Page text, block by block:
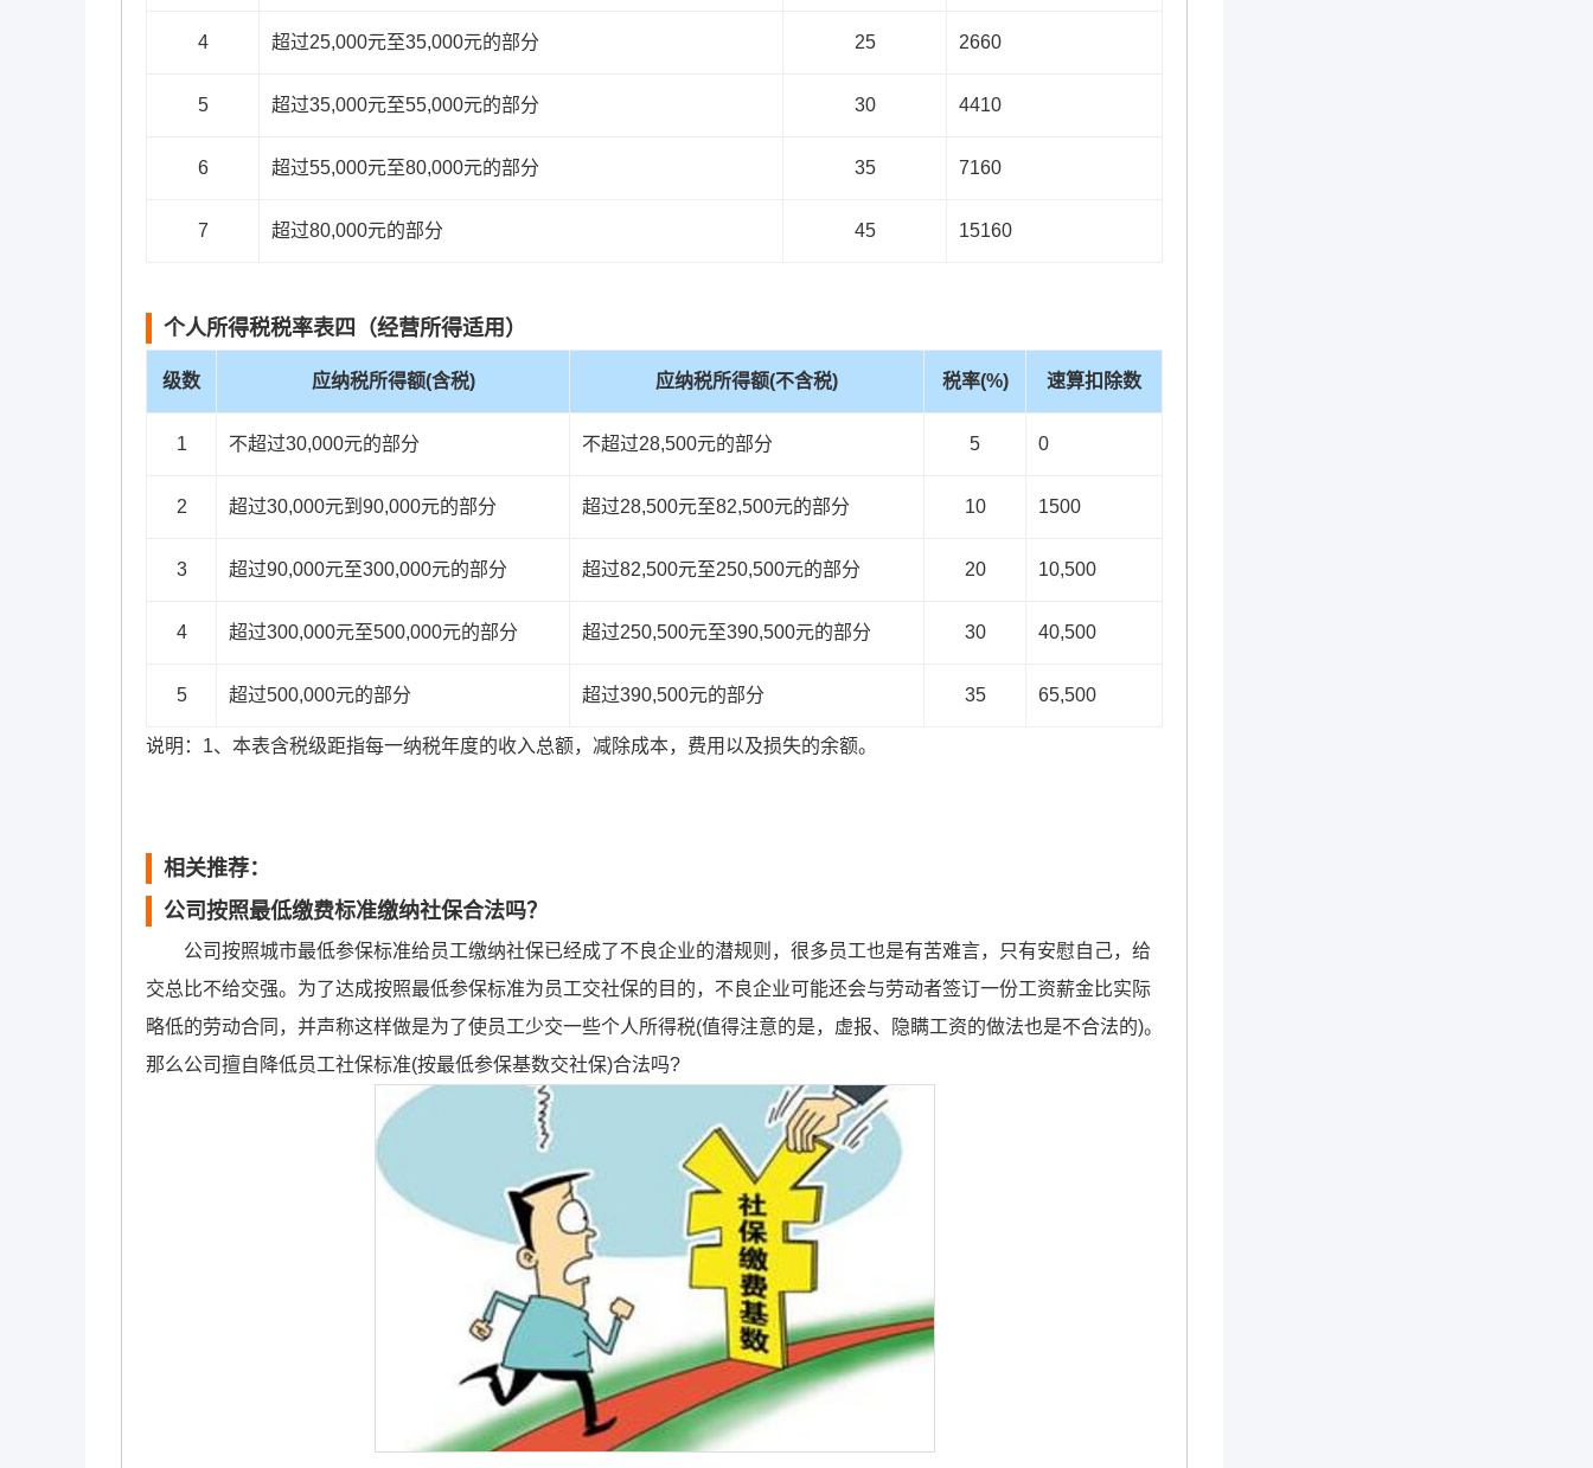
4 超过25,000元至35,000元的部分 25 2660
5 超过35,000元至55,000元的部分 30 4410
6 超过55,000元至80,000元的部分 35 7160
7 超过80,000元的部分 45 15160
个人所得税税率表四（经营所得适用）
级数 应纳税所得额(含税) 应纳税所得额(不含税) 税率(%) 速算扣除数
1 不超过30,000元的部分 不超过28,500元的部分 5 0
2 超过30,000元到90,000元的部分 超过28,500元至82,500元的部分 10 1500
3 超过90,000元至300,000元的部分 超过82,500元至250,500元的部分 20 10,500
4 超过300,000元至500,000元的部分 超过250,500元至390,500元的部分 30 40,500
5 超过500,000元的部分 超过390,500元的部分 35 65,500
说明：1、本表含税级距指每一纳税年度的收入总额，减除成本，费用以及损失的余额。
相关推荐：
公司按照最低缴费标准缴纳社保合法吗？
公司按照城市最低参保标准给员工缴纳社保已经成了不良企业的潜规则，很多员工也是有苦难言，只有安慰自己，给
交总比不给交强。为了达成按照最低参保标准为员工交社保的目的，不良企业可能还会与劳动者签订一份工资薪金比实际
略低的劳动合同，并声称这样做是为了使员工少交一些个人所得税(值得注意的是，虚报、隐瞒工资的做法也是不合法的)。
那么公司擅自降低员工社保标准(按最低参保基数交社保)合法吗?